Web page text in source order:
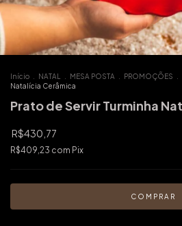
Início NATAL MESA POSTA PROMOÇÕES
Natalícia Cerâmica
Prato de Servir Turminha
R$430,77
R$409,23 com Pix